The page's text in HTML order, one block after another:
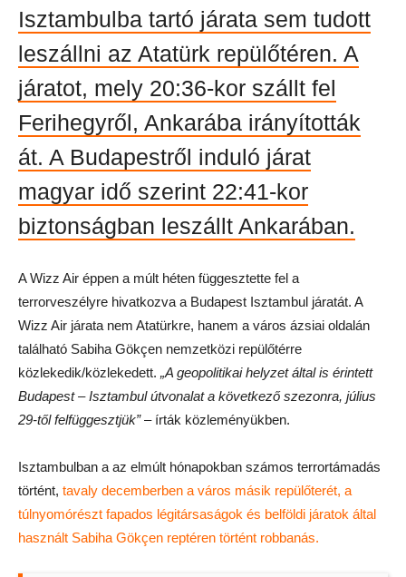
Isztambulba tartó járata sem tudott
leszállni az Atatürk repülőtéren. A
járatot, mely 20:36-kor szállt fel
Ferihegyről, Ankarába irányították
át. A Budapestről induló járat
magyar idő szerint 22:41-kor
biztonságban leszállt Ankarában.
A Wizz Air éppen a múlt héten függesztette fel a
terrorveszélyre hivatkozva a Budapest Isztambul járatát. A
Wizz Air járata nem Atatürkre, hanem a város ázsiai oldalán
található Sabiha Gökçen nemzetközi repülőtérre
közlekedik/közlekedett. „A geopolitikai helyzet által is érintett
Budapest – Isztambul útvonalat a következő szezonra, július
29-től felfüggesztjük”– írták közleményükben.
Isztambulban a az elmúlt hónapokban számos terrortámadás
történt, tavaly decemberben a város másik repülőterét, a
túlnyomórészt fapados légitársaságok és belföldi járatok által
használt Sabiha Gökçen reptéren történt robbanás.